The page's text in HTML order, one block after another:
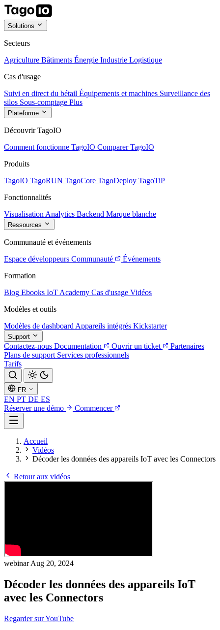
Solutions
Secteurs
Agriculture Bâtiments Énergie Industrie Logistique
Cas d'usage
Suivi en direct du bétail Équipements et machines Surveillance des
silos Sous-comptage Plus
Plateforme
Découvrir TagoIO
Comment fonctionne TagoIO Comparer TagoIO
Produits
TagoIO TagoRUN TagoCore TagoDeploy TagoTiP
Fonctionnalités
Visualisation Analytics Backend Marque blanche
Ressources
Communauté et événements
Espace développeurs Communauté
Événements
Formation
Blog Ebooks IoT Academy Cas d'usage Vidéos
Modèles et outils
Modèles de dashboard Appareils intégrés Kickstarter
Support
Contactez-nous Documentation Ouvrir un ticket
Partenaires
Plans de support Services professionnels
Tarifs
FR
EN PT DE ES
Réserver une démo
Commencer
Accueil
Vidéos
Décoder les données des appareils IoT avec les Connectors
Retour aux vidéos
webinarAug 20, 2024
Décoder les données des appareils IoT
avec les Connectors
Regarder sur YouTube